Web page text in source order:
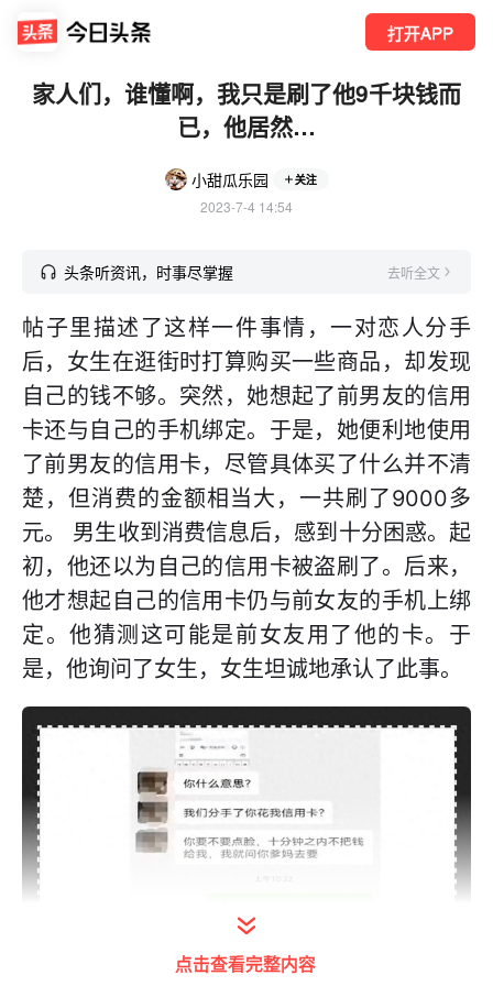
打开APP
家人们，谁懂啊，我只是刷了他9千块钱而
已，他居然…
小甜瓜乐园 关注
2023-7-4 14:54
头条听资讯，时事尽掌握 去听全文
帖子里描述了这样一件事情，一对恋人分手
后，女生在逛街时打算购买一些商品，却发现
自己的钱不够。突然，她想起了前男友的信用
卡还与自己的手机绑定。于是，她便利地使用
了前男友的信用卡，尽管具体买了什么并不清
楚，但消费的金额相当大，一共刷了9000多
元。 男生收到消费信息后，感到十分困惑。起
初，他还以为自己的信用卡被盗刷了。后来，
他才想起自己的信用卡仍与前女友的手机上绑
定。他猜测这可能是前女友用了他的卡。于
是，他询问了女生，女生坦诚地承认了此事。
点击查看完整内容